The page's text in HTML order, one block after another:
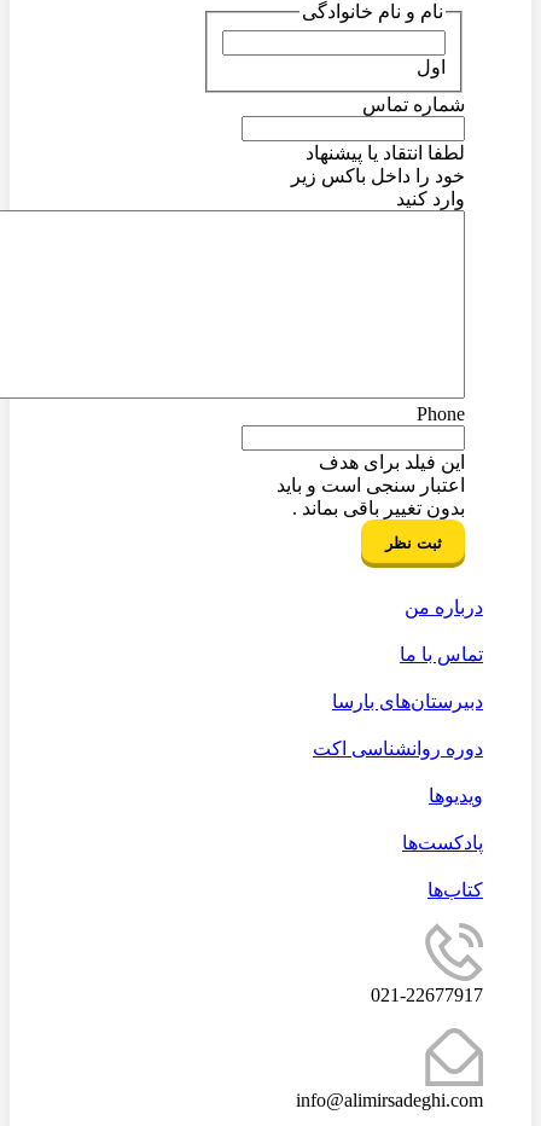
نام و نام خانوادگی
شماره تماس
لطفا انتقاد یا پیشنهاد
خود را داخل باکس زیر
وارد کنید
Phone
این فیلد برای هدف
اعتبار سنجی است و باید
بدون تغییر باقی بماند .
درباره من
تماس با ما
دبیرستان‌های بارسا
دوره روانشناسی اکت
ویدیوها
پادکست‌ها
کتاب‌ها
021-22677917
info@alimirsadeghi.com